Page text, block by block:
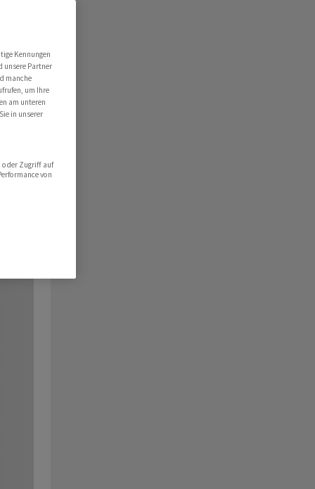
Kennungen
unsere Partner
manche
um Ihre
am unteren
in unserer
oder Zugriff auf
von